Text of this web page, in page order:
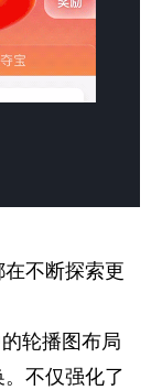
不断探索更
轮播图布局
不仅强化了